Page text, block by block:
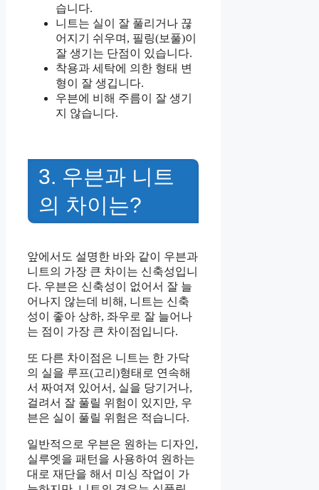
습니다.
니트는 실이 잘 풀리거나 끊
어지기 쉬우며, 필링(보풀)이
잘 생기는 단점이 있습니다.
착용과 세탁에 의한 형태 변
형이 잘 생깁니다.
우븐에 비해 주름이 잘 생기
지 않습니다.
3. 우븐과 니트
의 차이는?
앞에서도 설명한 바와 같이 우븐과
니트의 가장 큰 차이는 신축성입니
다. 우븐은 신축성이 없어서 잘 늘
어나지 않는데 비해, 니트는 신축
성이 좋아 상하, 좌우로 잘 늘어나
는 점이 가장 큰 차이점입니다.
또 다른 차이점은 니트는 한 가닥
의 실을 루프(고리)형태로 연속해
서 짜여져 있어서, 실을 당기거나,
걸려서 잘 풀릴 위험이 있지만, 우
븐은 실이 풀릴 위험은 적습니다.
일반적으로 우븐은 원하는 디자인,
실루엣을 패턴을 사용하여 원하는
대로 재단을 해서 미싱 작업이 가